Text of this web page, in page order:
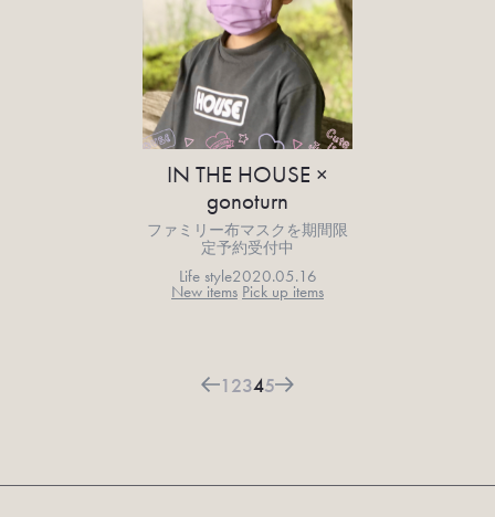
IN THE HOUSE ×
gonoturn
ファミリー布マスクを期間限
定予約受付中
Life style2020.05.16
New items Pick up items
1 2345